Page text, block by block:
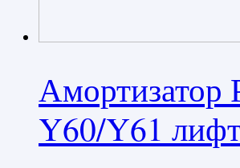
Амортизатор
Y60/Y61